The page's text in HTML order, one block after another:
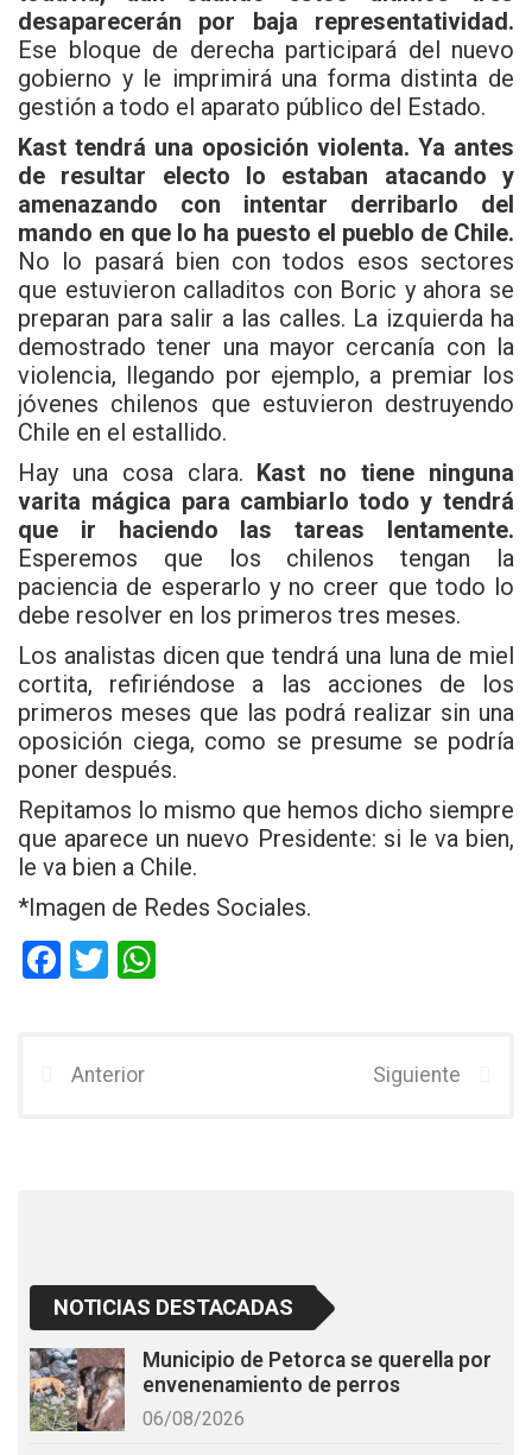
desaparecerán por baja representatividad.
Ese bloque de derecha participará del nuevo
gobierno y le imprimirá una forma distinta de
gestión a todo el aparato público del Estado.
Kast tendrá una oposición violenta. Ya antes
de resultar electo lo estaban atacando y
amenazando con intentar derribarlo del
mando en que lo ha puesto el pueblo de Chile.
No lo pasará bien con todos esos sectores
que estuvieron calladitos con Boric y ahora se
preparan para salir a las calles. La izquierda ha
demostrado tener una mayor cercanía con la
violencia, llegando por ejemplo, a premiar los
jóvenes chilenos que estuvieron destruyendo
Chile en el estallido.
Hay una cosa clara. Kast no tiene ninguna
varita mágica para cambiarlo todo y tendrá
que ir haciendo las tareas lentamente.
Esperemos que los chilenos tengan la
paciencia de esperarlo y no creer que todo lo
debe resolver en los primeros tres meses.
Los analistas dicen que tendrá una luna de miel
cortita, refiriéndose a las acciones de los
primeros meses que las podrá realizar sin una
oposición ciega, como se presume se podría
poner después.
Repitamos lo mismo que hemos dicho siempre
que aparece un nuevo Presidente: si le va bien,
le va bien a Chile.
*Imagen de Redes Sociales.
F
b
T
er
Anterior Siguiente
NOTICIAS DESTACADAS
Municipio de Petorca se querella por
envenenamiento de perros
06/08/2026